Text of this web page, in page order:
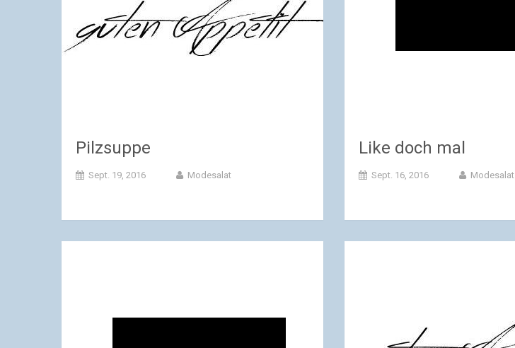
Pilzsuppe
Sept. 19, 2016 Modesalat
Like doch mal
Sept. 16, 2016 Modesalat